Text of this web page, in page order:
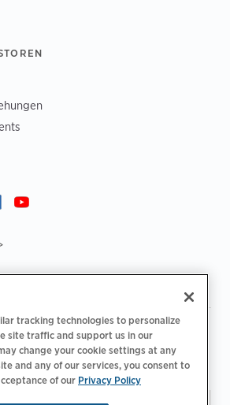
Ihre Datenschutzoptionen
zur Barrierefreiheit |
| EPR-Informationen |
tracking technologies to personalize
site traffic and support us in our
change your cookie settings at any
and any of our services, you consent to
of our Privacy Policy